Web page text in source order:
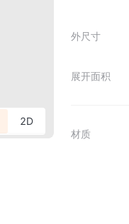
2D
外尺寸
展开面积
材质